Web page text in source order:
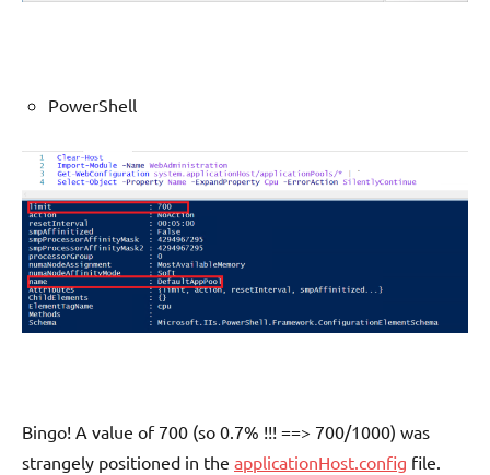
PowerShell
Bingo! A value of 700 (so 0.7% !!! ==> 700/1000) was
strangely positioned in the applicationHost.config file.